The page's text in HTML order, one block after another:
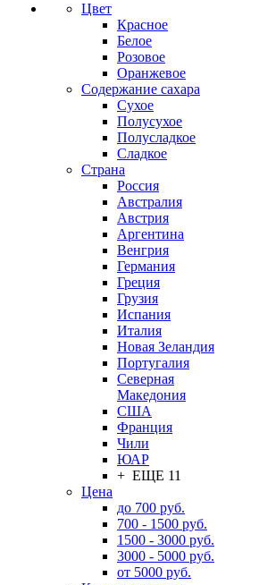
Цвет
Красное
Белое
Розовое
Оранжевое
Содержание сахара
Сухое
Полусухое
Полусладкое
Сладкое
Страна
Россия
Австралия
Австрия
Аргентина
Венгрия
Германия
Греция
Грузия
Испания
Италия
Новая Зеландия
Португалия
Северная
Македония
США
Франция
Чили
ЮАР
+ ЕЩЕ 11
Цена
до 700 руб.
700 - 1500 руб.
1500 - 3000 руб.
3000 - 5000 руб.
от 5000 руб.